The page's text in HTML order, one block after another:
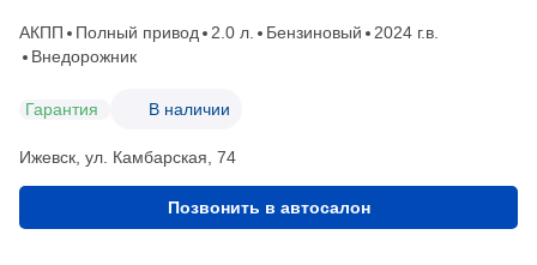
АКПП Полный привод 2.0 л. Бензиновый
2024 г.в.
Внедорожник
Гарантия В наличии
Ижевск, ул. Камбарская, 74
Позвонить в автосалон